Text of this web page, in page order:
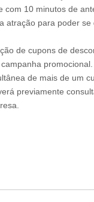
com 10 minutos de
atração para poder se
de cupons de
de mais de um
previamente